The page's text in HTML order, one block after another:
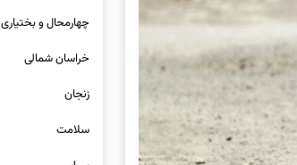
چهارمحال و بختیاری
خراسان شمالی
زنجان
سلامت